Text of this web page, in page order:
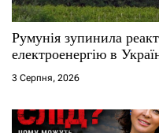
Румунія зупинила
електроенергію в
3 Серпня, 2026